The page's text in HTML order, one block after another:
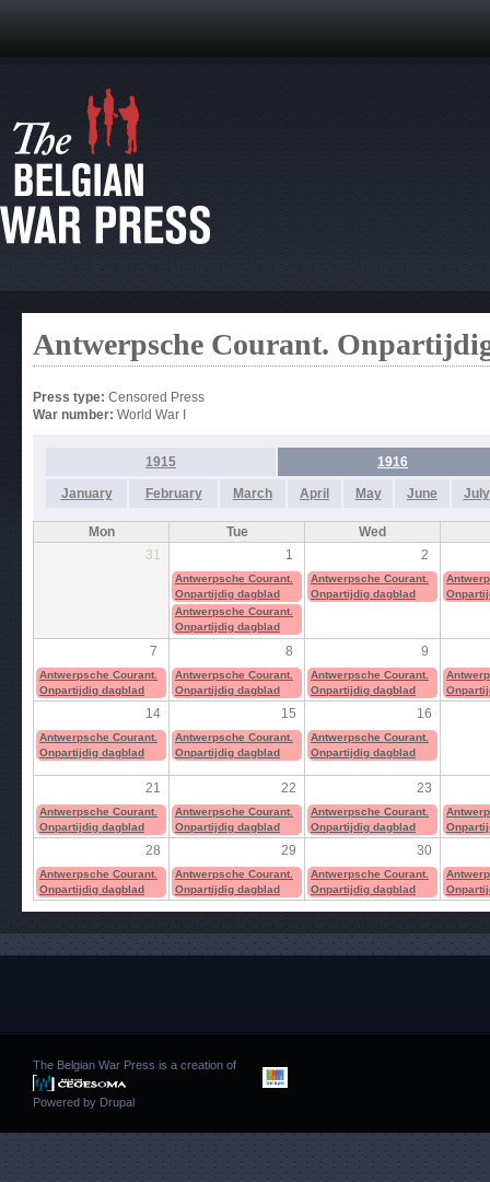
Antwerpsche Courant.
Press type: Censored Press
War number: World War I
1915 1916
January February March April May June July
Mon Tue
Wed
31
1 2
Antwerpsche Courant.
Onpartijdig dagblad
Antwerpsche Courant.
Onpartijdig dagblad
Antwerpsche Courant.
Onpartijdig dagblad
7 8 9
Antwerpsche Courant.
Onpartijdig dagblad
Antwerpsche Courant.
Onpartijdig dagblad
Antwerpsche Courant.
Onpartijdig dagblad
14 15 16
Antwerpsche Courant.
Onpartijdig dagblad
Antwerpsche Courant.
Onpartijdig dagblad
Antwerpsche Courant.
Onpartijdig dagblad
21 22 23
Antwerpsche Courant.
Onpartijdig dagblad
Antwerpsche Courant.
Onpartijdig dagblad
Antwerpsche Courant.
Onpartijdig dagblad
28 29 30
Antwerpsche Courant.
Onpartijdig dagblad
Antwerpsche Courant.
Onpartijdig dagblad
Antwerpsche Courant.
Onpartijdig dagblad
The Belgian War Press is a creation of
Powered by Drupal